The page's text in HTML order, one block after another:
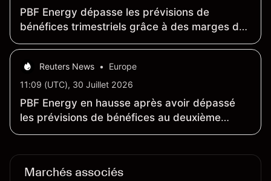
PBF Energy dépasse les prévisions de
bénéfices trimestriels grâce à des marges de
raffinage plus élevées
Reuters News •
Europe
11:09 (UTC), 30 Juillet 2026
PBF Energy en hausse après avoir dépassé
les prévisions de bénéfices au deuxième
trimestre
Marchés associés